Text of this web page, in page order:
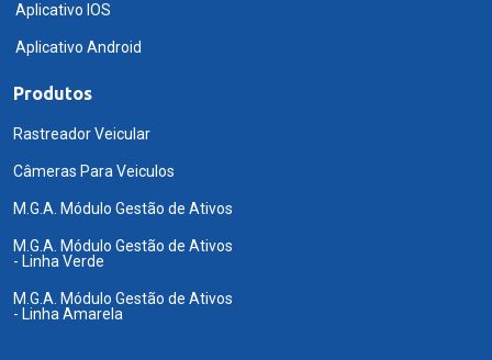
Aplicativo IOS
Aplicativo Android
Produtos
Rastreador Veicular
Câmeras Para Veiculos
M.G.A. Módulo Gestão de Ativos
M.G.A. Módulo Gestão de Ativos
- Linha Verde
M.G.A. Módulo Gestão de Ativos
- Linha Amarela